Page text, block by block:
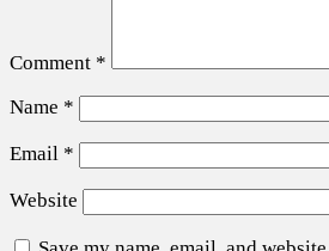
Comment *
Name *
Email *
Website